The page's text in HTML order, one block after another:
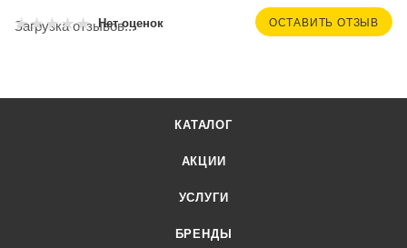
Нет оценок ОСТАВИТЬ ОТЗЫВ
Загрузка отзывов...
КАТАЛОГ
АКЦИИ
УСЛУГИ
БРЕНДЫ